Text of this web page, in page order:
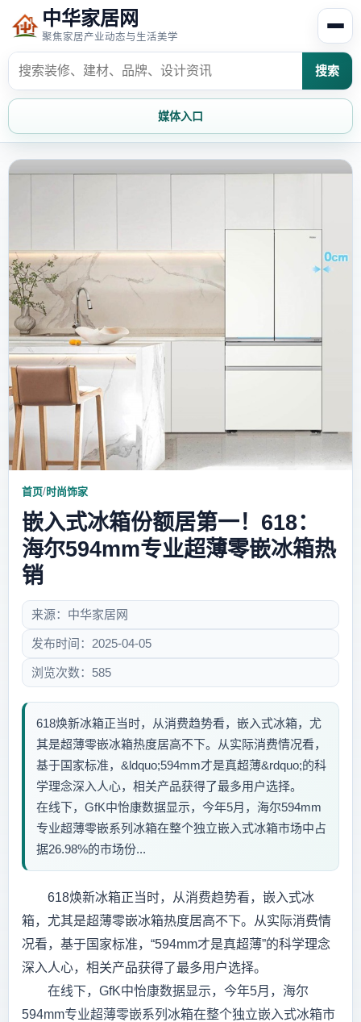
中华家居网
聚焦家居产业动态与生活美学
搜索
媒体入口
首页 家居资讯
时尚饰家 装修设计
家具知识
家装攻略 创意家居
首页/时尚饰家
嵌入式冰箱份额居第一！618：
海尔594mm专业超薄零嵌冰箱热
销
来源：中华家居网
发布时间：2025-04-05
浏览次数：585
618焕新冰箱正当时，从消费趋势看，嵌入式冰箱，尤
其是超薄零嵌冰箱热度居高不下。从实际消费情况看，
基于国家标准，&ldquo;594mm才是真超薄&rdquo;的科
学理念深入人心，相关产品获得了最多用户选择。
在线下，GfK中怡康数据显示，今年5月，海尔594mm
专业超薄零嵌系列冰箱在整个独立嵌入式冰箱市场中占
据26.98%的市场份...
618焕新冰箱正当时，从消费趋势看，嵌入式冰
箱，尤其是超薄零嵌冰箱热度居高不下。从实际消费情
况看，基于国家标准，“594mm才是真超薄”的科学理念
深入人心，相关产品获得了最多用户选择。
在线下，GfK中怡康数据显示，今年5月，海尔
594mm专业超薄零嵌系列冰箱在整个独立嵌入式冰箱市